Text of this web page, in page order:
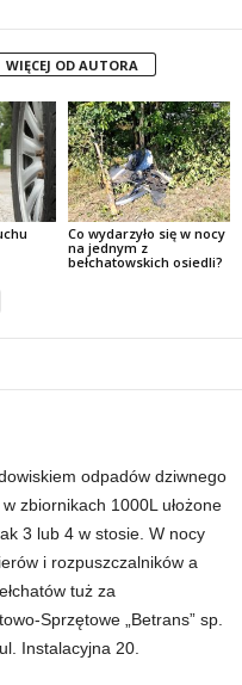
WIĘCEJ OD AUTORA
Co wydarzyło się w nocy
na jednym z
bełchatowskich osiedli?
odpadów dziwnego
zbiornikach 1000L ułożone
3 lub 4 w stosie. W nocy
i rozpuszczalników a
tuż za
Sprzętowe „Betrans” sp.
Instalacyjna 20.